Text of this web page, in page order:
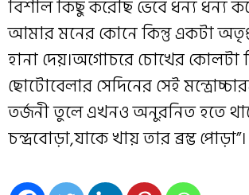
বিশাল কিছু করেছি ভেবে ধন্য ধন্য
আমার মনের কোনে কিন্তু একটা
হানা দেয়।অগোচরে চোখের কোলটা
ছোটোবেলার সেদিনের সেই
তর্জনী তুলে এখনও অনুরনিত হতে
চন্দ্রবোড়া,যাকে খায় তার ব্রম্ভ পোড়া”।